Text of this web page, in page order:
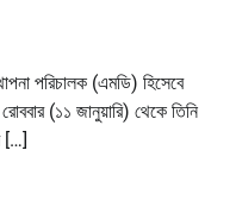
পরিচালক (এমডি) হিসেবে
(১১ জানুয়ারি) থেকে তিনি
[…]